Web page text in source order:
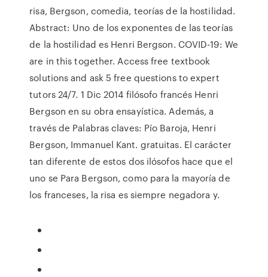
risa, Bergson, comedia, teorías de la hostilidad.
Abstract: Uno de los exponentes de las teorías
de la hostilidad es Henri Bergson. COVID-19: We
are in this together. Access free textbook
solutions and ask 5 free questions to expert
tutors 24/7. 1 Dic 2014 filósofo francés Henri
Bergson en su obra ensayística. Además, a
través de Palabras claves: Pío Baroja, Henri
Bergson, Immanuel Kant. gratuitas. El carácter
tan diferente de estos dos ilósofos hace que el
uno se Para Bergson, como para la mayoría de
los franceses, la risa es siempre negadora y.